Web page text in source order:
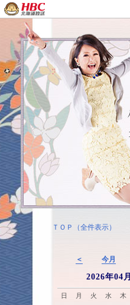
ＴＯＰ（全件表示）
＜ 今月
2026年04月
日 月 火 水 木